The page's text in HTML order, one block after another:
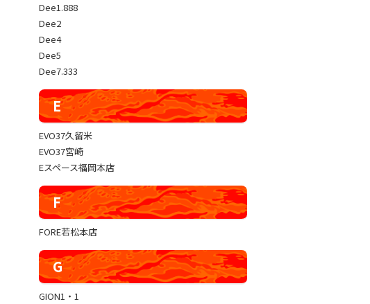
Dee1.888
Dee2
Dee4
Dee5
Dee7.333
E
EVO37久留米
EVO37宮崎
Eスペース福岡本店
F
FORE若松本店
G
GION1・1